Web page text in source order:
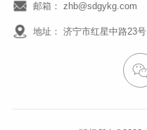
邮箱： zhb@sdgykg.com
地址： 济宁市红星中路23号